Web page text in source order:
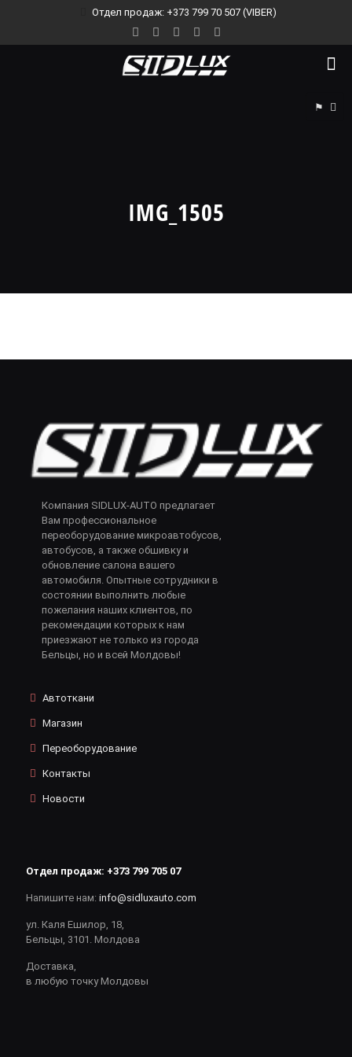
Отдел продаж: +373 799 70 507 (VIBER)
⚑
IMG_1505
Компания SIDLUX-AUTO предлагает
Вам профессиональное
переоборудование микроавтобусов,
автобусов, а также обшивку и
обновление салона вашего
автомобиля. Опытные сотрудники в
состоянии выполнить любые
пожелания наших клиентов, по
рекомендации которых к нам
приезжают не только из города
Бельцы, но и всей Молдовы!
Автоткани
Магазин
Переоборудование
Контакты
Новости
Отдел продаж: +373 799 705 07
Напишите нам: info@sidluxauto.com
ул. Каля Ешилор, 18,
Бельцы, 3101. Молдова
Доставка,
в любую точку Молдовы